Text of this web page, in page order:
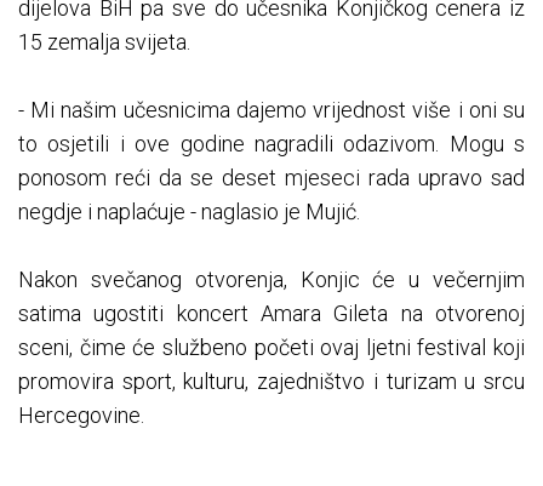
dijelova BiH pa sve do učesnika Konjičkog cenera iz
15 zemalja svijeta.
- Mi našim učesnicima dajemo vrijednost više i oni su
to osjetili i ove godine nagradili odazivom. Mogu s
ponosom reći da se deset mjeseci rada upravo sad
negdje i naplaćuje - naglasio je Mujić.
Nakon svečanog otvorenja, Konjic će u večernjim
satima ugostiti koncert Amara Gileta na otvorenoj
sceni, čime će službeno početi ovaj ljetni festival koji
promovira sport, kulturu, zajedništvo i turizam u srcu
Hercegovine.